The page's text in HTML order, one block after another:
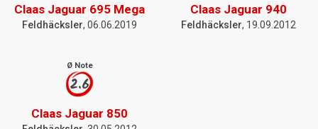
Claas Jaguar 695 Mega
Feldhäcksler, 06.06.2019
Claas Jaguar 940
Feldhäcksler, 19.09.2012
Ø Note
2.6
Claas Jaguar 850